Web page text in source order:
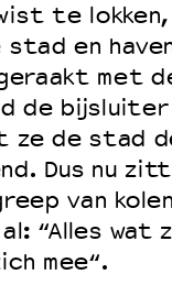
te
stad en
met
de
ze de stad
Dus nu
van
“Alles wat
mee“.